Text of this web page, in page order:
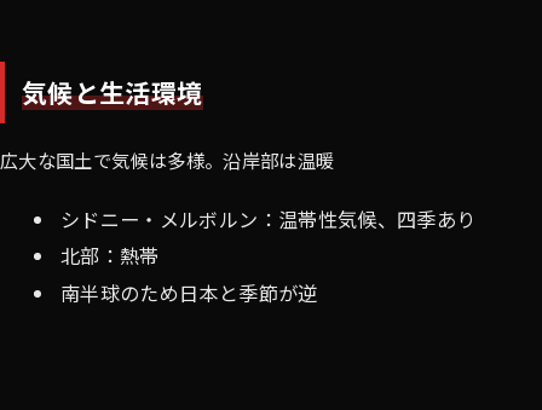
気候と生活環境
広大な国土で気候は多様。沿岸部は温暖
シドニー・メルボルン：温帯性気候、四季あり
北部：熱帯
南半球のため日本と季節が逆